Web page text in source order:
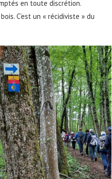
en toute discrétion.
C’est un « récidiviste » du